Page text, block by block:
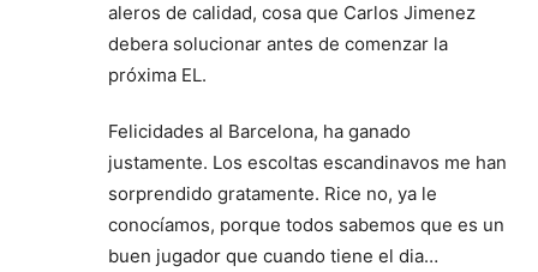
aleros de calidad, cosa que Carlos Jimenez
debera solucionar antes de comenzar la
próxima EL.
Felicidades al Barcelona, ha ganado
justamente. Los escoltas escandinavos me han
sorprendido gratamente. Rice no, ya le
conocíamos, porque todos sabemos que es un
buen jugador que cuando tiene el dia…